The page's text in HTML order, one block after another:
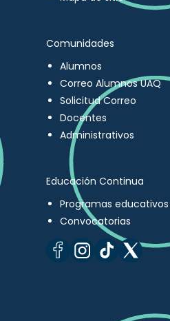
Comunidades
Alumnos
Correo Alumnos UAQ
Solicitud Correo
Docentes
Administrativos
Educación Continua
Programas educativos
Convocatorias